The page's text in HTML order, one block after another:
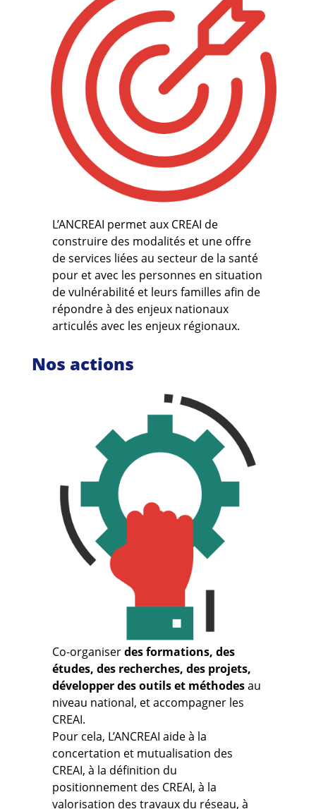
L’ANCREAI permet aux CREAI de
construire des modalités et une offre
de services liées au secteur de la santé
pour et avec les personnes en situation
de vulnérabilité et leurs familles afin de
répondre à des enjeux nationaux
articulés avec les enjeux régionaux.
Nos actions
Co-organiserdes formations, des
études, des recherches, des projets,
développer des outils et méthodesau
niveau national, et accompagner les
CREAI.
Pour cela, L’ANCREAI aide à la
concertation et mutualisation des
CREAI, à la définition du
positionnement des CREAI, à la
valorisation des travaux du réseau, à